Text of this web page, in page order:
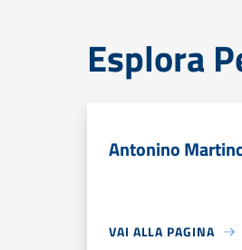
Esplora
Antonino
VAI ALLA PAGINA